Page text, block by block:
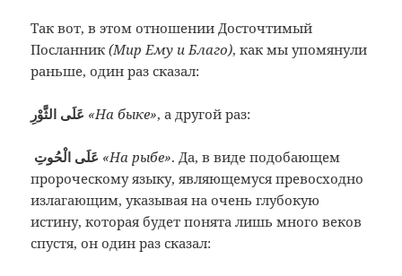
Так вот, в этом отношении Досточтимый
Посланник(Мир Ему и Благо), как мы упомянули
раньше, один раз сказал:
«На быке», а другой раз:
عَلَى الْحُوتِ «На рыбе». Да, в виде подобающем
пророческому языку, являющемуся превосходно
излагающим, указывая на очень глубокую
истину, которая будет понята лишь много веков
спустя, он один раз сказал: